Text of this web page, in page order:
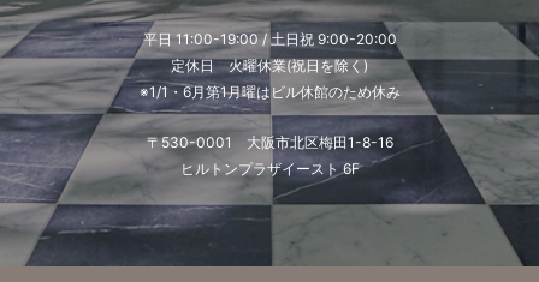
平日 11:00-19:00 / 土日祝 9:00-20:00
定休日 火曜休業(祝日を除く)
※1/1・6月第1月曜はビル休館のため休み
〒530-0001 大阪市北区梅田1-8-16
ヒルトンプラザイースト 6F